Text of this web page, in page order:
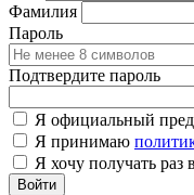
Фамилия
Пароль
Подтвердите пароль
Я официальный
Я принимаю
Я хочу получать раз
Войти